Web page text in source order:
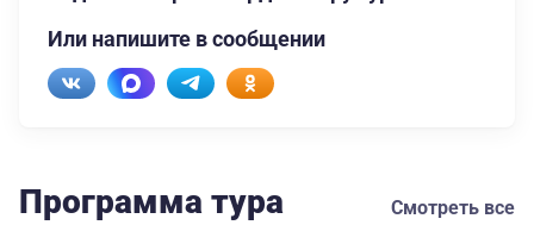
Или напишите в сообщении
Программа тура Смотреть все